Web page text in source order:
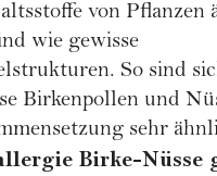
von Pflanzen
wie gewisse
So sind
Birkenpollen und
sehr
Birke-Nüsse